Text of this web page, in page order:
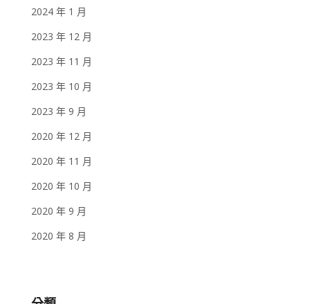
2024 年 1 月
2023 年 12 月
2023 年 11 月
2023 年 10 月
2023 年 9 月
2020 年 12 月
2020 年 11 月
2020 年 10 月
2020 年 9 月
2020 年 8 月